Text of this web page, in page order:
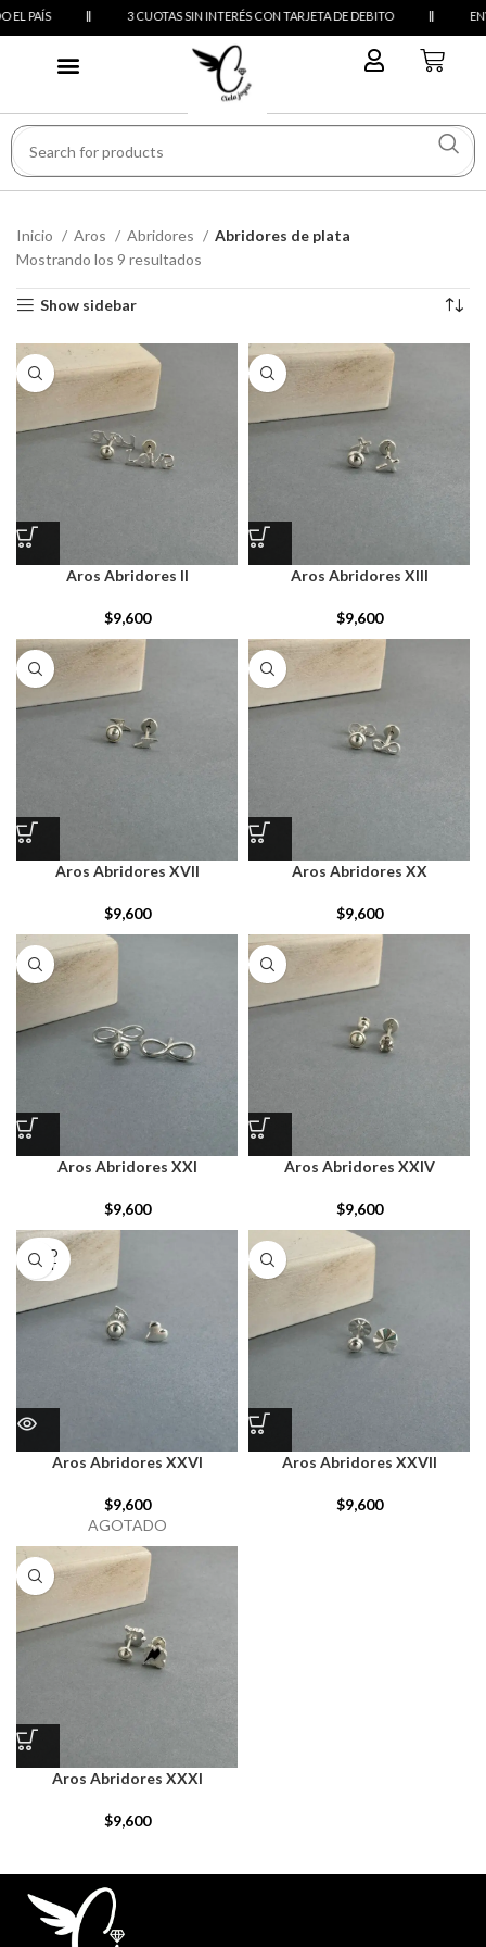
3 CUOTAS SIN INTERÉS CON TARJETA DE DEBITO
Inicio Aros Abridores
Abridores de plata
Mostrando los 9 resultados
Show sidebar
Aros Abridores II
$9,600
Aros Abridores XIII
$9,600
Aros Abridores XVII
$9,600
Aros Abridores XX
$9,600
Aros Abridores XXI
$9,600
Aros Abridores XXIV
$9,600
SOLD
OUT
Aros Abridores XXVI
$9,600
AGOTADO
Aros Abridores XXVII
$9,600
Aros Abridores XXXI
$9,600